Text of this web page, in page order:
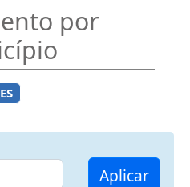
por
Aplicar